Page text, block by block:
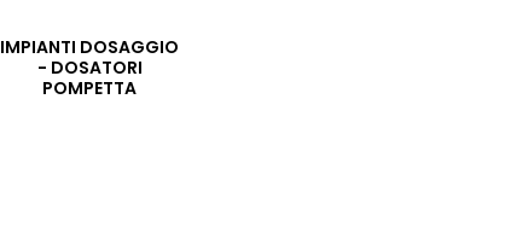
IMPIANTI DOSAGGIO
- DOSATORI
POMPETTA